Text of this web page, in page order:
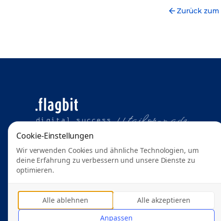
Zurück zum
digital success //tailor-made
© 2026 Flagbit GmbH & Co. KG
Cookie-Einstellungen
Wir verwenden Cookies und ähnliche Technologien, um
deine Erfahrung zu verbessern und unsere Dienste zu
optimieren.
Alle ablehnen
Alle akzeptieren
Anpassen